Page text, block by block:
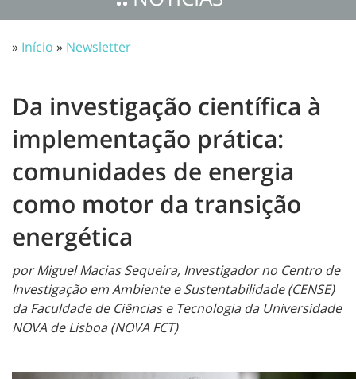
» Início » Newsletter
Da investigação científica à
implementação prática:
comunidades de energia
como motor da transição
energética
por Miguel Macias Sequeira, Investigador no Centro de
Investigação em Ambiente e Sustentabilidade (CENSE)
da Faculdade de Ciências e Tecnologia da Universidade
NOVA de Lisboa (NOVA FCT)